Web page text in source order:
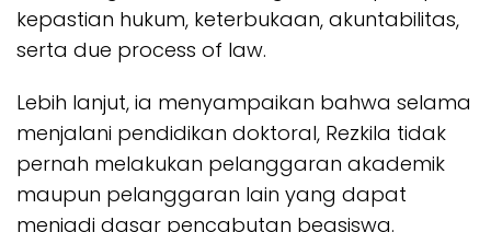
kepastian hukum, keterbukaan, akuntabilitas,
serta due process of law.
Lebih lanjut, ia menyampaikan bahwa selama
menjalani pendidikan doktoral, Rezkila tidak
pernah melakukan pelanggaran akademik
maupun pelanggaran lain yang dapat
menjadi dasar pencabutan beasiswa.